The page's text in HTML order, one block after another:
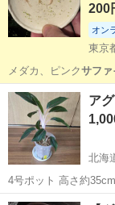
200
オン
東京
メダカ、ピンクサファ
東京 江東区
ア
北海
4号ポット 高さ約35cm 株分け後１ヶ月になります よろしくお願いし
ます(*･ω･)*_ _)
北海道 釧路市